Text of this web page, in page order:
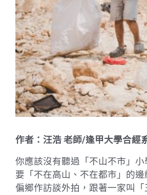
作者：汪浩 老師/逢甲大學合經
你應該沒有聽過「不山不市」
要「不在高山、不在都市」的
偏鄉作訪談外拍，跟著一家叫